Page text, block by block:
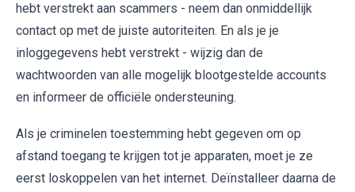
hebt verstrekt aan scammers - neem dan onmiddellijk
contact op met de juiste autoriteiten. En als je je
inloggegevens hebt verstrekt - wijzig dan de
wachtwoorden van alle mogelijk blootgestelde accounts
en informeer de officiële ondersteuning.
Als je criminelen toestemming hebt gegeven om op
afstand toegang te krijgen tot je apparaten, moet je ze
eerst loskoppelen van het internet. Deïnstalleer daarna de